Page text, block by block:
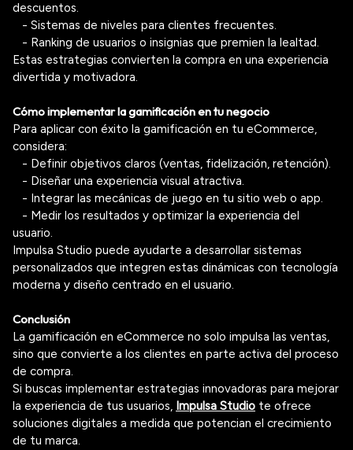
descuentos.
- Sistemas de niveles para clientes frecuentes.
- Ranking de usuarios o insignias que premien la lealtad.
Estas estrategias convierten la compra en una experiencia
divertida y motivadora.
Cómo implementar la gamificación en tu negocio
Para aplicar con éxito la gamificación en tu eCommerce,
considera:
- Definir objetivos claros (ventas, fidelización, retención).
- Diseñar una experiencia visual atractiva.
- Integrar las mecánicas de juego en tu sitio web o app.
- Medir los resultados y optimizar la experiencia del
usuario.
Impulsa Studio puede ayudarte a desarrollar sistemas
personalizados que integren estas dinámicas con tecnología
moderna y diseño centrado en el usuario.
Conclusión
La gamificación en eCommerce no solo impulsa las ventas,
sino que convierte a los clientes en parte activa del proceso
de compra.
Si buscas implementar estrategias innovadoras para mejorar
la experiencia de tus usuarios, Impulsa Studio te ofrece
soluciones digitales a medida que potencian el crecimiento
de tu marca.